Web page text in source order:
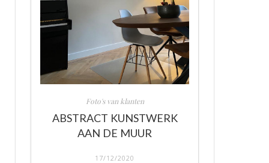
Foto's van klanten
ABSTRACT KUNSTWERK
AAN DE MUUR
17/12/2020